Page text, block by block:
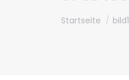
Du bist hier:
Startseite bild1